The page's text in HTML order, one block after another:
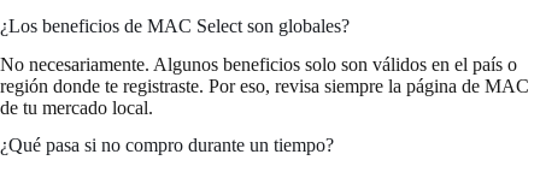
¿Los beneficios de MAC Select son globales?
No necesariamente. Algunos beneficios solo son válidos en el país o
región donde te registraste. Por eso, revisa siempre la página de MAC
de tu mercado local.
¿Qué pasa si no compro durante un tiempo?